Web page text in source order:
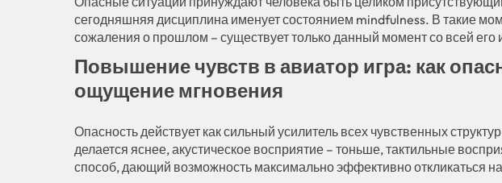
сегодняшняя дисциплина именует состоянием mindfulness. В такие
сожаления о прошлом – существует только данный момент со всей его
Повышение чувств в авиатор игра: как
ощущение мгновения
Опасность действует как сильный усилитель всех чувственных
делается яснее, акустическое восприятие – тоньше, тактильные
способ, дающий возможность максимально эффективно откликаться